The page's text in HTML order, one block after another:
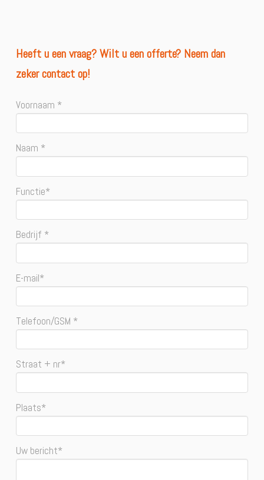
Heeft u een vraag? Wilt u een offerte? Neem dan
zeker contact op!
Voornaam *
Naam *
Functie*
Bedrijf *
E-mail*
Telefoon/GSM *
Straat + nr*
Plaats*
Uw bericht*